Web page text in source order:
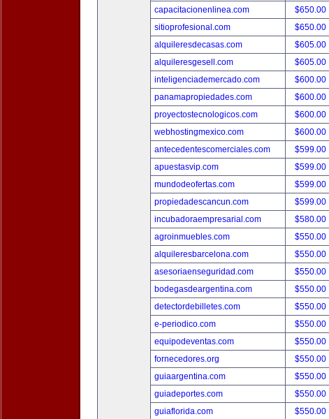
capacitacionenlinea.com
$650.00
sitioprofesional.com
$650.00
alquileresdecasas.com
$605.00
alquileresgesell.com
$605.00
inteligenciademercado.com
$600.00
panamapropiedades.com
$600.00
proyectostecnologicos.com
$600.00
webhostingmexico.com
$600.00
antecedentescomerciales.com
$599.00
apuestasvip.com
$599.00
mundodeofertas.com
$599.00
propiedadescancun.com
$599.00
incubadoraempresarial.com
$580.00
agroinmuebles.com
$550.00
alquileresbarcelona.com
$550.00
asesoriaenseguridad.com
$550.00
bodegasdeargentina.com
$550.00
detectordebilletes.com
$550.00
e-periodico.com
$550.00
equipodeventas.com
$550.00
fornecedores.org
$550.00
guiaargentina.com
$550.00
guiadeportes.com
$550.00
guiaflorida.com
$550.00